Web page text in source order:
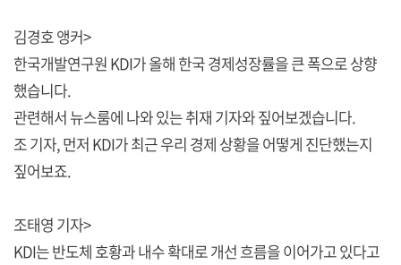
김경호 앵커>
한국개발연구원 KDI가 올해 한국 경제성장률을 큰 폭으로 상향
했습니다.
관련해서 뉴스룸에 나와 있는 취재 기자와 짚어보겠습니다.
조 기자, 먼저 KDI가 최근 우리 경제 상황을 어떻게 진단했는지
짚어보죠.
조태영 기자>
KDI는 반도체 호황과 내수 확대로 개선 흐름을 이어가고 있다고